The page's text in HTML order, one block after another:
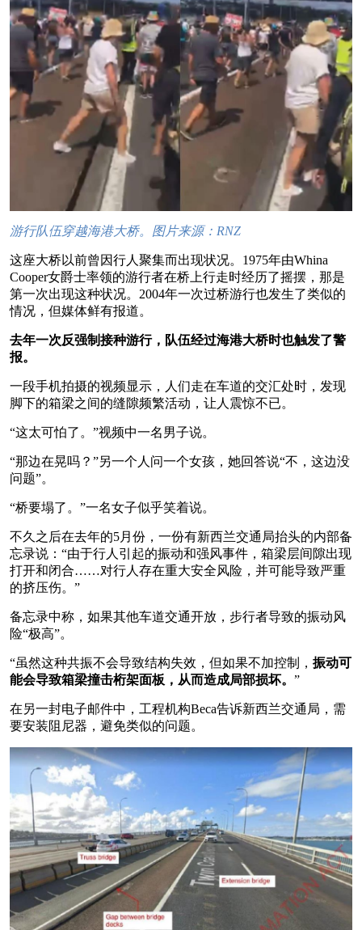
游行队伍穿越海港大桥。图片来源：RNZ
这座大桥以前曾因行人聚集而出现状况。1975年由Whina
Cooper女爵士率领的游行者在桥上行走时经历了摇摆，那是
第一次出现这种状况。2004年一次过桥游行也发生了类似的
情况，但媒体鲜有报道。
去年一次反强制接种游行，队伍经过海港大桥时也触发了警
报。
一段手机拍摄的视频显示，人们走在车道的交汇处时，发现
脚下的箱梁之间的缝隙频繁活动，让人震惊不已。
“这太可怕了。”视频中一名男子说。
“那边在晃吗？”另一个人问一个女孩，她回答说“不，这边没
问题”。
“桥要塌了。”一名女子似乎笑着说。
不久之后在去年的5月份，一份有新西兰交通局抬头的内部备
忘录说：“由于行人引起的振动和强风事件，箱梁层间隙出现
打开和闭合……对行人存在重大安全风险，并可能导致严重
的挤压伤。”
备忘录中称，如果其他车道交通开放，步行者导致的振动风
险“极高”。
“虽然这种共振不会导致结构失效，但如果不加控制， 振动可
能会导致箱梁撞击桁架面板，从而造成局部损坏。 ”
在另一封电子邮件中，工程机构Beca告诉新西兰交通局，需
要安装阻尼器，避免类似的问题。